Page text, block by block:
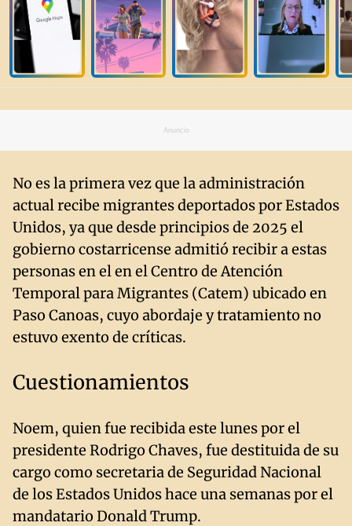
Anuncio
No es la primera vez que la administración
actual recibe migrantes deportados por Estados
Unidos, ya que desde principios de 2025 el
gobierno costarricense admitió recibir a estas
personas en el en el Centro de Atención
Temporal para Migrantes (Catem) ubicado en
Paso Canoas, cuyo abordaje y tratamiento no
estuvo exento de críticas.
Cuestionamientos
Noem, quien fue recibida este lunes por el
presidente Rodrigo Chaves, fue destituida de su
cargo como secretaria de Seguridad Nacional
de los Estados Unidos hace una semanas por el
mandatario Donald Trump.